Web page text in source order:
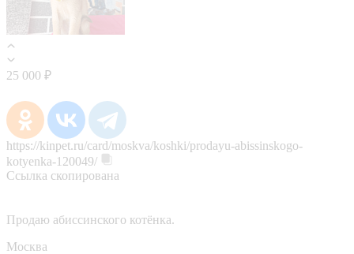
25 000 ₽
https://kinpet.ru/card/moskva/koshki/prodayu-abissinskogo-
kotyenka-120049/
Ссылка скопирована
Продаю абиссинского котёнка.
Москва